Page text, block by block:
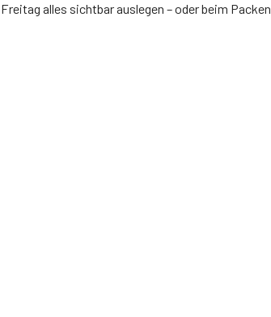
alles sichtbar auslegen – oder beim Packen